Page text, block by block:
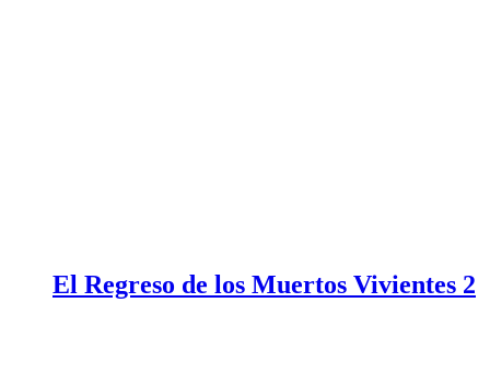
El Regreso de los Muertos Vivientes 2